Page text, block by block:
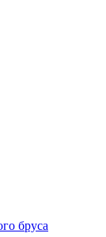
бруса